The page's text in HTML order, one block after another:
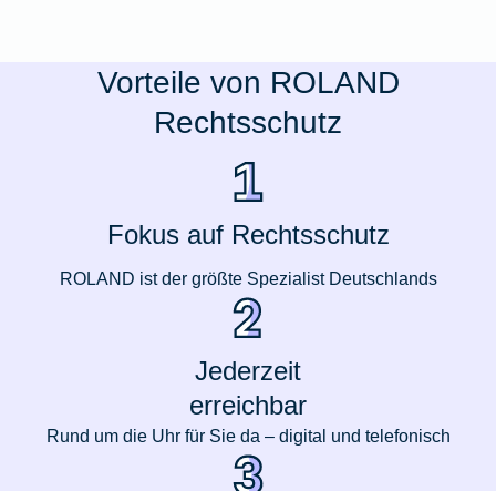
Vorteile von ROLAND
Rechtsschutz
Fokus auf Rechtsschutz
ROLAND ist der größte Spezialist Deutschlands
Jederzeit
erreichbar
Rund um die Uhr für Sie da – digital und telefonisch